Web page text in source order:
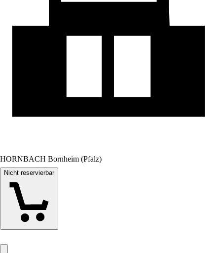
HORNBACH Bornheim (Pfalz)
Nicht reservierbar